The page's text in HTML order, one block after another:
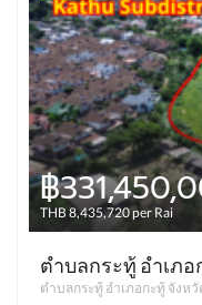
฿
THB 8,435,720 per Rai
ตำบลกระทู้ อำเภ
ตำบลกระทู้ อำเภอกะทู้ จังหวั